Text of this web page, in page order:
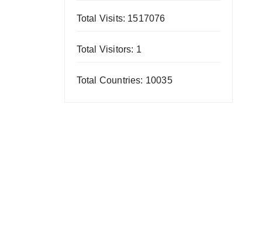
Total Visits: 1517076
Total Visitors: 1
Total Countries: 10035